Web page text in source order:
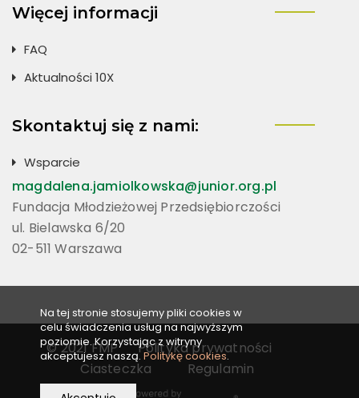
Na tej stronie stosujemy pliki cookies w
celu świadczenia usług na najwyższym
poziomie. Korzystając z witryny
akceptujesz naszą. Politykę cookies.
Więcej informacji
FAQ
Aktualności 10X
Skontaktuj się z nami:
Wsparcie
magdalena.jamiolkowska@junior.org.pl
Fundacja Młodzieżowej Przedsiębiorczości
ul. Bielawska 6/20
02-511 Warszawa
© 2021 FMP
Polityka prywatności
Ciasteczka
Regulamin